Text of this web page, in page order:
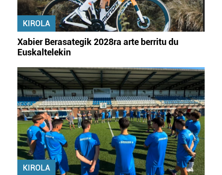
KIROLA
Xabier Berasategik 2028ra arte berritu du
Euskaltelekin
KIROLA